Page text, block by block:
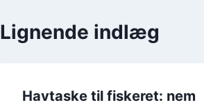
Lignende indlæg
Havtaske til fiskeret: nem